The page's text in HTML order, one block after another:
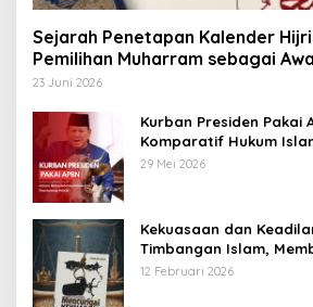
Sejarah Penetapan Kalender
Pemilihan Muharram sebagai
23 Juni 2026
Kurban Presiden Pakai
Komparatif Hukum
Negara
29 Mei 2026
Kekuasaan dan
Timbangan Islam,
Kekuasaan Karya Fitron
12 Februari 2026